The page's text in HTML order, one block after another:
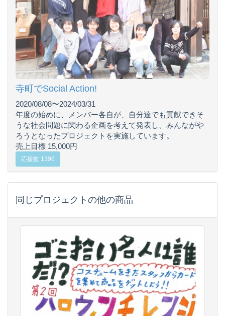
寺町でSocial Action!
2020/08/08〜2024/03/31
年度の始めに、メンバー各自が、自分達でも貢献できそ
うな社会問題に関わる企画を考えて発表し、みんながや
ろうとなったプロジェクトを実施しています。
売上目標 15,000円
応援数 1396
同じプロジェクトの他の商品